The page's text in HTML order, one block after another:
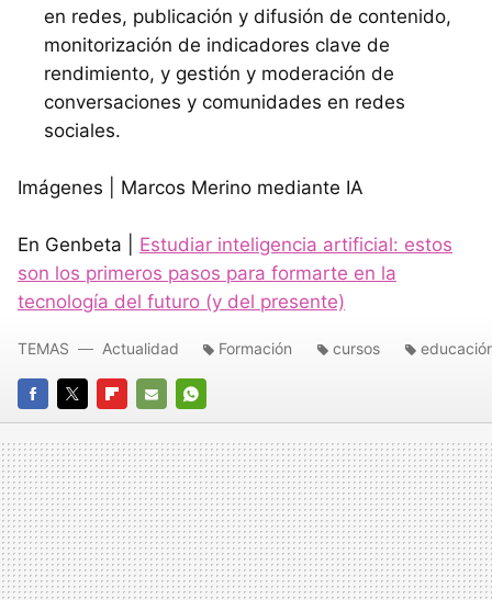
en redes, publicación y difusión de contenido,
monitorización de indicadores clave de
rendimiento, y gestión y moderación de
conversaciones y comunidades en redes
sociales.
Imágenes | Marcos Merino mediante IA
En Genbeta | Estudiar inteligencia artificial: estos
son los primeros pasos para formarte en la
tecnología del futuro (y del presente)
FACEBOOK
TWITTERFLIPBOARD
E-
MAIL
WHATSAPP
TEMAS Actualidad Formación cursos